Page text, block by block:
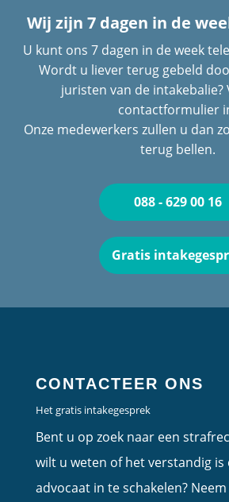
Wij zijn 7 dagen in de
U kunt ons 7 dagen in de week
Wordt u liever terug gebeld
juristen van de intakebalie?
contactformulier
Onze medewerkers zullen u dan
terug bellen.
088 - 629 00 16
Gratis
CONTACTEER ONS
Het gratis intakegesprek
Bent u op zoek naar een
wilt u weten of het verstandig
advocaat in te schakelen?